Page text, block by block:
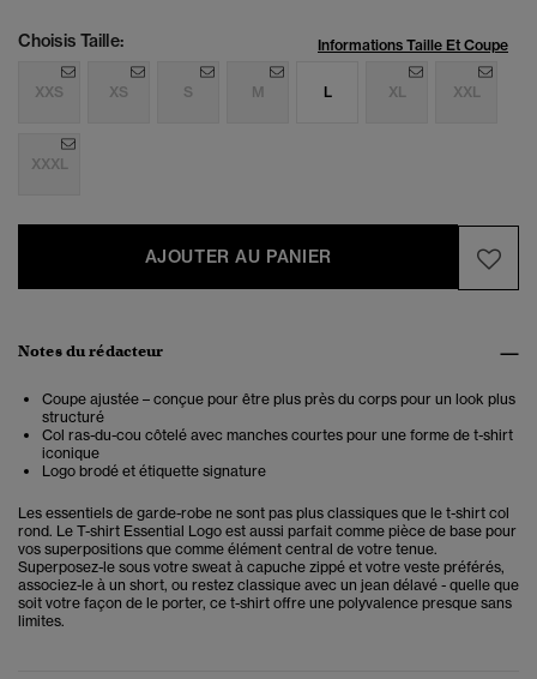
Choisis Taille: Informations Taille Et Coupe
XXS XS S M L XL XXL
XXXL
AJOUTER AU PANIER
Notes du rédacteur
Coupe ajustée – conçue pour être plus près du corps pour un look plus
structuré
Col ras-du-cou côtelé avec manches courtes pour une forme de t-shirt
iconique
Logo brodé et étiquette signature
Les essentiels de garde-robe ne sont pas plus classiques que le t-shirt col
rond. Le T-shirt Essential Logo est aussi parfait comme pièce de base pour
vos superpositions que comme élément central de votre tenue.
Superposez-le sous votre sweat à capuche zippé et votre veste préférés,
associez-le à un short, ou restez classique avec un jean délavé - quelle que
soit votre façon de le porter, ce t-shirt offre une polyvalence presque sans
limites.